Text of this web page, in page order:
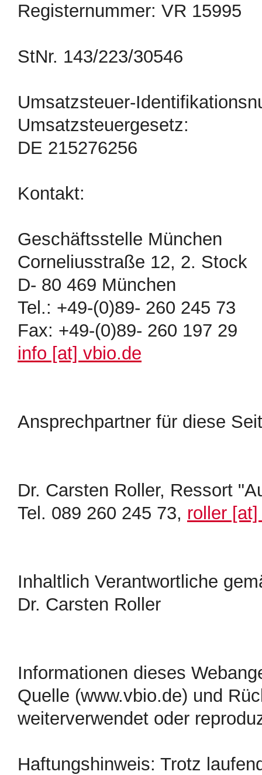
Registernummer: VR 15995
StNr. 143/223/30546
Umsatzsteuer-
Umsatzsteuergesetz:
DE 215276256
Kontakt:
Geschäftsstelle München
Corneliusstraße 12, 2. Stock
D- 80 469 München
Tel.: +49-(0)89- 260 245 73
Fax: +49-(0)89- 260 197 29
info [at] vbio.de
Ansprechpartner für diese
Dr. Carsten Roller, Ressort
Tel. 089 260 245 73, roller
Inhaltlich Verantwortliche
Dr. Carsten Roller
Informationen dieses
Quelle (www.vbio.de) und
weiterverwendet oder
Haftungshinweis: Trotz